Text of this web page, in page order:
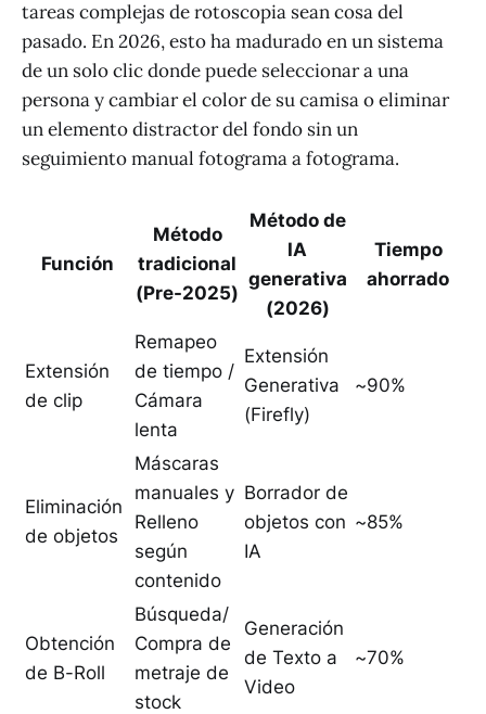
tareas complejas de rotoscopia sean cosa del
pasado. En 2026, esto ha madurado en un sistema
de un solo clic donde puede seleccionar a una
persona y cambiar el color de su camisa o eliminar
un elemento distractor del fondo sin un
seguimiento manual fotograma a fotograma.
Función
Método
tradicional
(Pre-2025)
Método de
IA
generativa
(2026)
Tiempo
ahorrado
Extensión
de clip
Remapeo
de tiempo /
Cámara
lenta
Extensión
Generativa
(Firefly)
~90%
Eliminación
de objetos
Máscaras
manuales y
Relleno
según
contenido
Borrador de
objetos con
IA
~85%
Obtención
de B-Roll
Búsqueda/
Compra de
metraje de
stock
Generación
de Texto a
Video
~70%